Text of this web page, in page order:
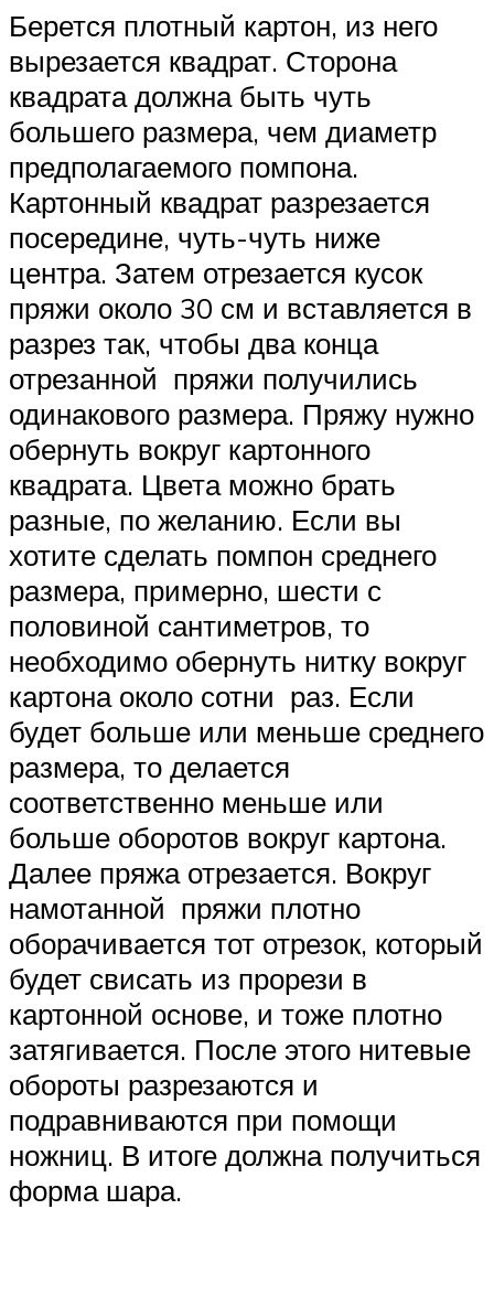
Берется плотный картон, из него
вырезается квадрат. Сторона
квадрата должна быть чуть
большего размера, чем диаметр
предполагаемого помпона.
Картонный квадрат разрезается
посередине, чуть-чуть ниже
центра. Затем отрезается кусок
пряжи около 30 см и вставляется в
разрез так, чтобы два конца
отрезанной пряжи получились
одинакового размера. Пряжу нужно
обернуть вокруг картонного
квадрата. Цвета можно брать
разные, по желанию. Если вы
хотите сделать помпон среднего
размера, примерно, шести с
половиной сантиметров, то
необходимо обернуть нитку вокруг
картона около сотни раз. Если
будет больше или меньше среднего
размера, то делается
соответственно меньше или
больше оборотов вокруг картона.
Далее пряжа отрезается. Вокруг
намотанной пряжи плотно
оборачивается тот отрезок, который
будет свисать из прорези в
картонной основе, и тоже плотно
затягивается. После этого нитевые
обороты разрезаются и
подравниваются при помощи
ножниц. В итоге должна получиться
форма шара.